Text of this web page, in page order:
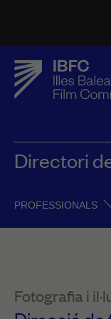
Directori
PROFESSIONALS
Fotografia i